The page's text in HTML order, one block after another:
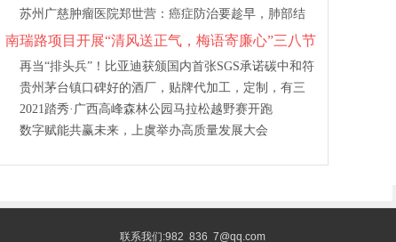
苏州广慈肿瘤医院郑世营：癌症防治要趁早，肺部结
节也不是小事
南瑞路项目开展“清风送正气，梅语寄廉心”三八节
赏花活动
再当“排头兵”！比亚迪获颁国内首张SGS承诺碳中和符
合声明证书
贵州茅台镇口碑好的酒厂，贴牌代加工，定制，有三
2021踏秀·广西高峰森林公园马拉松越野赛开跑
数字赋能共赢未来，上虞举办高质量发展大会
联系我们:982 836 7@qq.com